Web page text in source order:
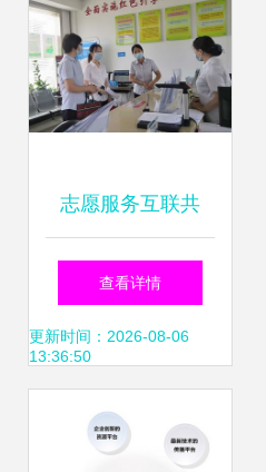
志愿服务互联共
建，技术咨询赋能
蔡甸文明典范城市
查看详情
更新时间：2026-08-06
13:36:50